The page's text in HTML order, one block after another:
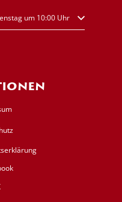
Schließzeiten auszublenden
um 10:00 Uhr